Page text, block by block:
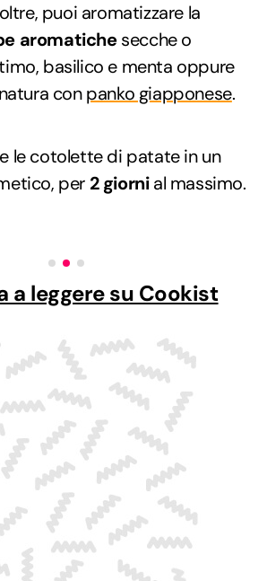
puoi aromatizzare la
aromatichesecche o
basilico e menta oppure
conpanko giapponese.
le cotolette di patate in un
per 2 giornial massimo.
a leggere su Cookist